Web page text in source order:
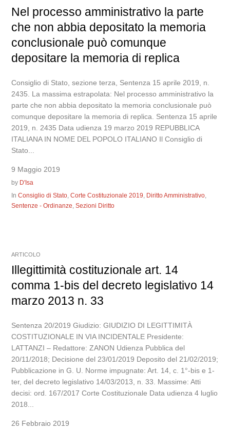
Nel processo amministrativo la parte
che non abbia depositato la memoria
conclusionale può comunque
depositare la memoria di replica
Consiglio di Stato, sezione terza, Sentenza 15 aprile 2019, n.
2435. La massima estrapolata: Nel processo amministrativo la
parte che non abbia depositato la memoria conclusionale può
comunque depositare la memoria di replica. Sentenza 15 aprile
2019, n. 2435 Data udienza 19 marzo 2019 REPUBBLICA
ITALIANA IN NOME DEL POPOLO ITALIANO Il Consiglio di
Stato...
9 Maggio 2019
by D'Isa
InConsiglio di Stato,Corte Costituzionale 2019, Diritto Amministrativo,
Sentenze - Ordinanze,Sezioni Diritto
ARTICOLO
Illegittimità costituzionale art. 14
comma 1-bis del decreto legislativo 14
marzo 2013 n. 33
Sentenza 20/2019 Giudizio: GIUDIZIO DI LEGITTIMITÀ
COSTITUZIONALE IN VIA INCIDENTALE Presidente:
LATTANZI – Redattore: ZANON Udienza Pubblica del
20/11/2018; Decisione del 23/01/2019 Deposito del 21/02/2019;
Pubblicazione in G. U. Norme impugnate: Art. 14, c. 1°-bis e 1-
ter, del decreto legislativo 14/03/2013, n. 33. Massime: Atti
decisi: ord. 167/2017 Corte Costituzionale Data udienza 4 luglio
2018...
26 Febbraio 2019